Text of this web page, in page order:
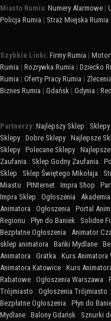
Miasto Rumia: Numery Alarmowe |
Policja Rumia | Straż Miejska Rumia
Szybkie Linki: Firmy Rumia |
Rumia | Rozrywka Rumia | Dziecko
Rumia | Oferty Pracy Rumia |
Biznes Rumia | Gdańsk | Gdynia |
Partnerzy: Najlepszy Sklep :
Sklepy : Dobre Sklepy : Najlepsze
Sklepy : Polecane Sklepy :
Zaufania : Sklep Godny Zaufania :
Sklep : Sklep Świętego Mikołaja :
Miasto : PINternet : Impra Shop :
Impra Sklep : Ogłoszenia :
Animatora : Ogłoszenia : Portal
Regionu : Płyn do Baniek : Solidne
Bezpłatne Ogłoszenia : Animator
sklep animatora : Bańki Mydlane :
Animatora : Gratka : Kurs Animatora
Animatora Katowice : Kurs
Rabatowe : Ogłoszenia Warszawa :
Trójmiasto : Ogłoszenia Trójmiasto :
Bezpłatne Ogłoszenia : Płyn do
Mydlane : Balony Gdańsk : Sznurki